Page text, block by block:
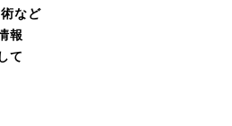
など
報
て